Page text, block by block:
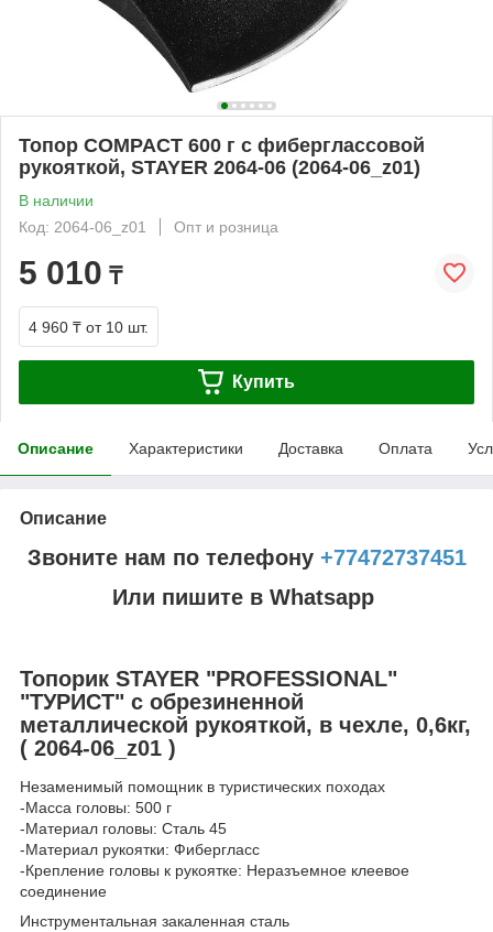
Топор COMPACT 600 г с фиберглассовой
рукояткой, STAYER 2064-06 (2064-06_z01)
В наличии
Код: 2064-06_z01
Опт и розница
5 010 ₸
4 960 ₸ от 10 шт.
Купить
Описание Характеристики Доставка Оплата
Описание
Звоните нам по телефону +77472737451
Или пишите в Whatsapp
Топорик STAYER "PROFESSIONAL"
"ТУРИСТ" с обрезиненной
металлической рукояткой, в чехле, 0,6кг,
( 2064-06_z01 )
Незаменимый помощник в туристических походах
-Масса головы: 500 г
-Материал головы: Сталь 45
-Материал рукоятки: Фибергласс
-Крепление головы к рукоятке: Неразъемное клеевое
соединение
Инструментальная закаленная сталь